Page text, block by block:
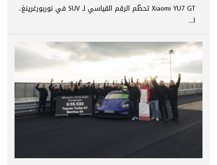
Xiaomi YU7 GT تحطّم الرقم القياسي لـ SUV في نوربورغرينغ..
ا...